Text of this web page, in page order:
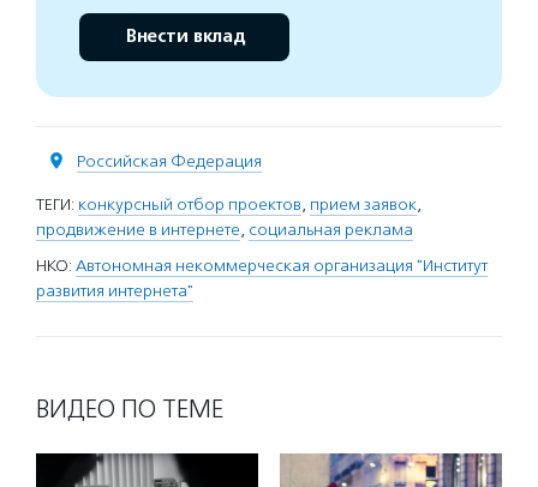
Внести вклад
Российская Федерация
ТЕГИ: конкурсный отбор проектов, прием заявок,
продвижение в интернете, социальная реклама
НКО: Автономная некоммерческая организация "Институт
развития интернета"
ВИДЕО ПО ТЕМЕ